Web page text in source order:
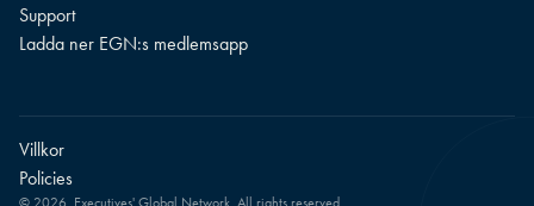
Support
Ladda ner EGN:s medlemsapp
© 2026. Executives' Global Network. All rights reserved.
Villkor
Policies